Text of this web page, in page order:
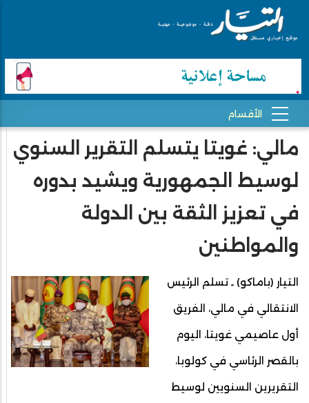
مالي: غويتا يتسلم التقرير السنوي
لوسيط الجمهورية ويشيد بدوره
في تعزيز الثقة بين الدولة
والمواطنين
التيار (باماكو) ـ تسلم الرئيس
الانتقالي في مالي، الفريق
أول عاصيمي غويتا، اليوم
بالقصر الرئاسي في كولوبا،
التقريرين السنويين لوسيط